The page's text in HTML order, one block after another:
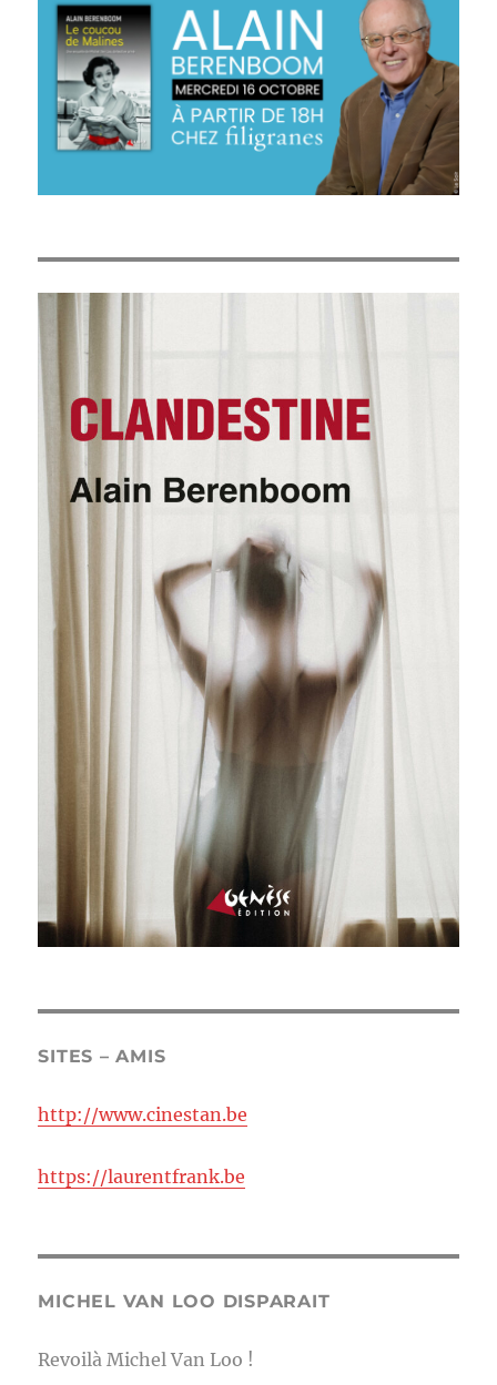
SITES – AMIS
http://www.cinestan.be
https://laurentfrank.be
MICHEL VAN LOO DISPARAIT
Revoilà Michel Van Loo !